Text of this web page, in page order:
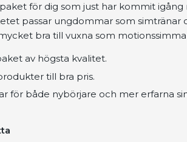
för dig som just har kommit
passar ungdommar som
bra till vuxna som
av högsta kvalitet.
till bra pris.
för både nybörjare och mer erfarna